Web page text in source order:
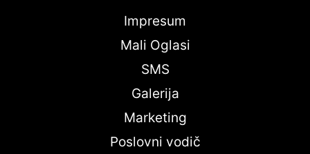
Impresum
Mali Oglasi
SMS
Galerija
Marketing
Poslovni vodič